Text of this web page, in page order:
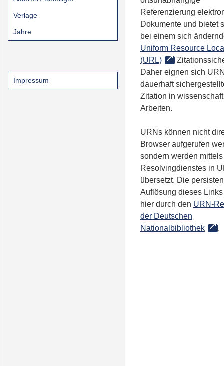
Verlage
Jahre
Impressum
Referenzierung
Dokumente und bietet
bei einem sich
Uniform Resource
(URL)
Daher eignen sich
dauerhaft
Zitation in
Arbeiten.
URNs können nicht
Browser aufgerufen
sondern werden
Resolvingdienstes in
übersetzt. Die
Auflösung dieses
hier durch den URN-
der Deutschen
Nationalbibliothek
.